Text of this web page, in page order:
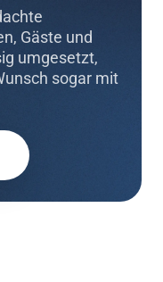
Gäste und
umgesetzt,
sogar mit